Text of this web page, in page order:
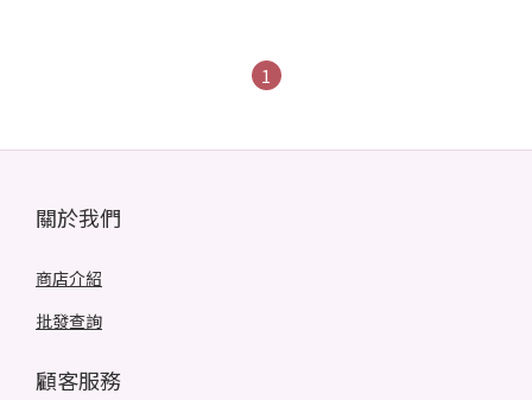
1
關於我們
商店介紹
批發查詢
顧客服務